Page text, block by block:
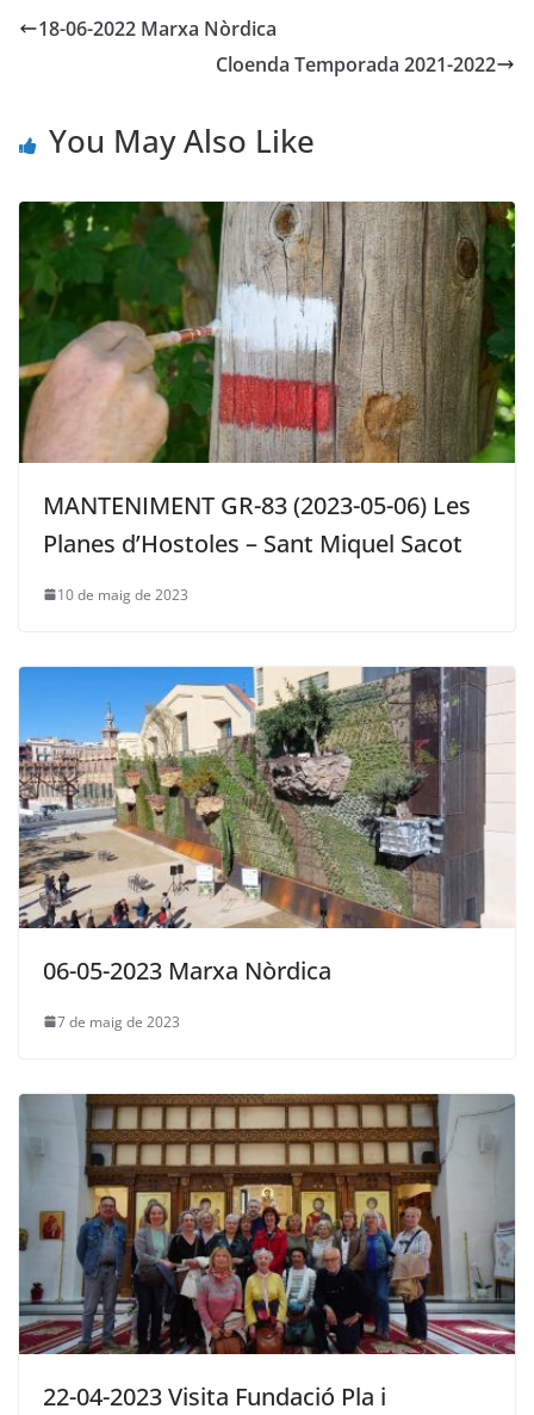
18-06-2022 Marxa Nòrdica
Cloenda Temporada 2021-2022
You May Also Like
MANTENIMENT GR-83 (2023-05-06) Les
Planes d’Hostoles – Sant Miquel Sacot
10 de maig de 2023
06-05-2023 Marxa Nòrdica
7 de maig de 2023
22-04-2023 Visita Fundació Pla i